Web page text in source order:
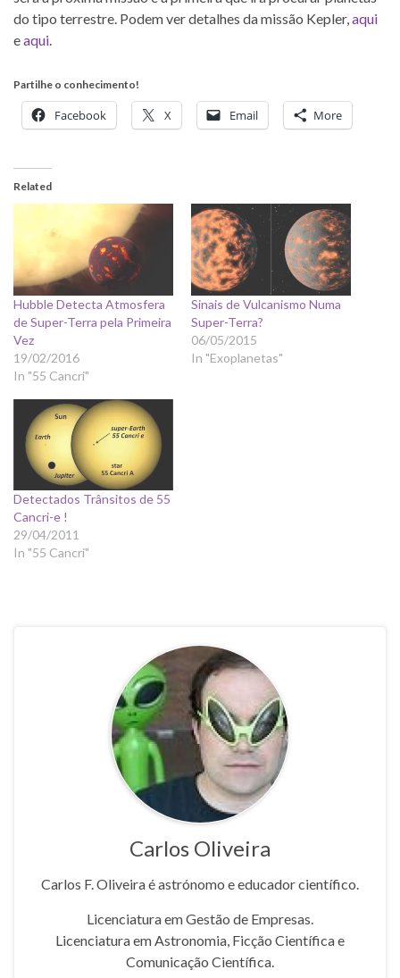
do tipo terrestre. Podem ver detalhes da missão Kepler,aqui
eaqui.
Partilhe o conhecimento!
Facebook X Email More
Related
Hubble Detecta Atmosfera
de Super-Terra pela Primeira
Vez
19/02/2016
In "55 Cancri"
Sinais de Vulcanismo Numa
Super-Terra?
06/05/2015
In "Exoplanetas"
Detectados Trânsitos de 55
Cancri-e !
29/04/2011
In "55 Cancri"
Carlos Oliveira
Carlos F. Oliveira é astrónomo e educador científico.
Licenciatura em Gestão de Empresas.
Licenciatura em Astronomia, Ficção Científica e
Comunicação Científica.